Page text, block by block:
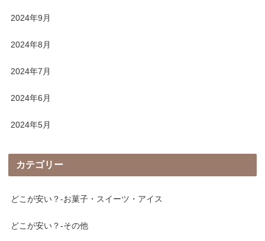
2024年9月
2024年8月
2024年7月
2024年6月
2024年5月
カテゴリー
どこが安い？-お菓子・スイーツ・アイス
どこが安い？-その他